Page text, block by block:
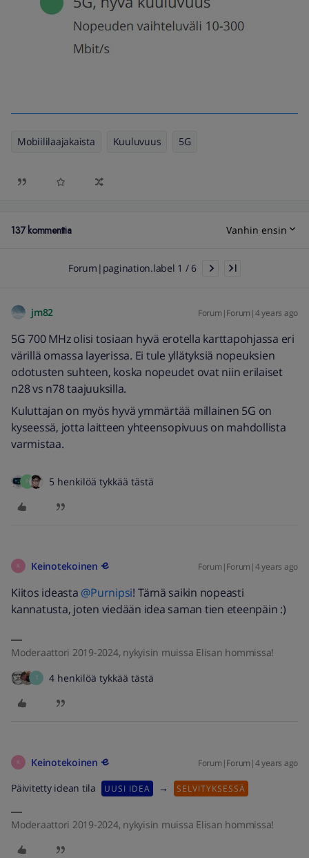
Mobiililaajakaista Kuuluvuus 5G
137 kommenttia Vanhin ensin
Forum|pagination.label 1 / 6
jm82 Forum|Forum|4 years ago
5G 700 MHz olisi tosiaan hyvä erotella karttapohjassa eri
värillä omassa layerissa. Ei tule yllätyksiä nopeuksien
odotusten suhteen, koska nopeudet ovat niin erilaiset
n28 vs n78 taajuuksilla.
Kuluttajan on myös hyvä ymmärtää millainen 5G on
kyseessä, jotta laitteen yhteensopivuus on mahdollista
varmistaa.
P 5 henkilöä tykkää tästä
K Keinotekoinen Forum|Forum|4 years ago
Kiitos ideasta @Purnipsi! Tämä saikin nopeasti
kannatusta, joten viedään idea saman tien eteenpäin :)
Moderaattori 2019-2024, nykyisin muissa Elisan hommissa!
T 4 henkilöä tykkää tästä
K Keinotekoinen Forum|Forum|4 years ago
Päivitetty idean tila UUSI IDEA → SELVITYKSESSÄ
Moderaattori 2019-2024, nykyisin muissa Elisan hommissa!